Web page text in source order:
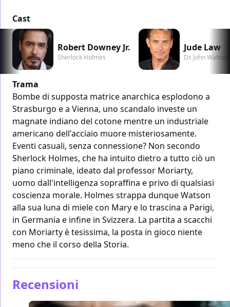
Cast
Robert Downey Jr.
Sherlock Holmes
Jude Law
Dr. John Watson
Trama
Bombe di supposta matrice anarchica esplodono a
Strasburgo e a Vienna, uno scandalo investe un
magnate indiano del cotone mentre un industriale
americano dell'acciaio muore misteriosamente.
Eventi casuali, senza connessione? Non secondo
Sherlock Holmes, che ha intuito dietro a tutto ciò un
piano criminale, ideato dal professor Moriarty,
uomo dall'intelligenza sopraffina e privo di qualsiasi
coscienza morale. Holmes strappa dunque Watson
alla sua luna di miele con Mary e lo trascina a Parigi,
in Germania e infine in Svizzera. La partita a scacchi
con Moriarty è tesissima, la posta in gioco niente
meno che il corso della Storia.
Recensioni